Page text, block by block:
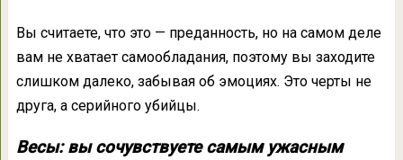
Вы считаете, что это — преданность, но на самом деле
вам не хватает самообладания, поэтому вы заходите
слишком далеко, забывая об эмоциях. Это черты не
друга, а серийного убийцы.
Весы: вы сочувствуете самым ужасным